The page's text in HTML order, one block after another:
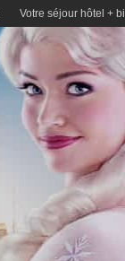
Votre séjour hôtel +